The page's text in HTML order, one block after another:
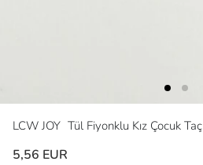
LCW JOY Tül Fiyonklu Kız Çocuk Taç
5,56 EUR